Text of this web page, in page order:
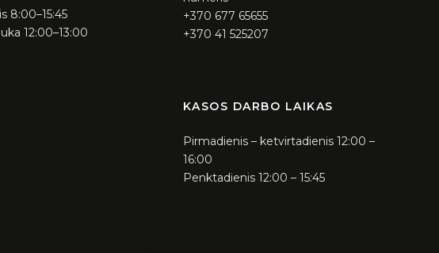
8:00–15:45
12:00–13:00
+370 677 65655
+370 41 525207
KASOS DARBO LAIKAS
Pirmadienis – ketvirtadienis 12:00 –
16:00
Penktadienis 12:00 – 15:45